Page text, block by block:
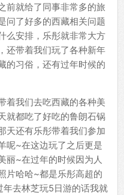
前就给了同事非常多的旅
问了好多的西藏相关问题
么安排，乐彤就非常大方
还带着我们玩了各种新年
的习俗，还有过年时候的
着我们去吃西藏的各种美
就都吃了好吃的鲁朗石锅
天还有乐彤带着我们参加
呢~在这边玩了之后更是
丽~在过年的时候因为人
片哈哈~都是乐彤高超的
去林芝玩5日游的话我就